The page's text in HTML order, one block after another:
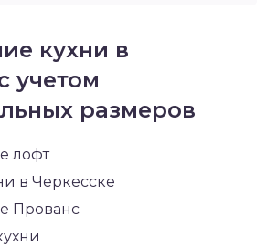
кухни в
учетом
размеров
лофт
в Черкесске
Прованс